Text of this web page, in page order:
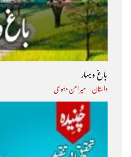
باغ و بہار
داستان میر امن دہو ی